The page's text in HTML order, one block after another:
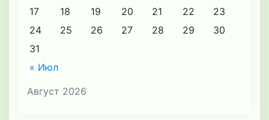
Август 2026
« Июл
17
18 19 20 21 22
23
24
25 26 27 28 29
30
31